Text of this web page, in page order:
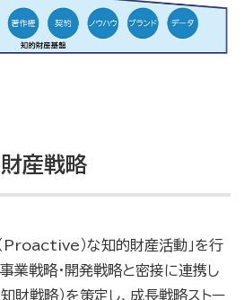
産戦略
Proactive）な知的財産活動」を行
業戦略・開発戦略と密接に連携し
財戦略）を策定し、成長戦略ストー